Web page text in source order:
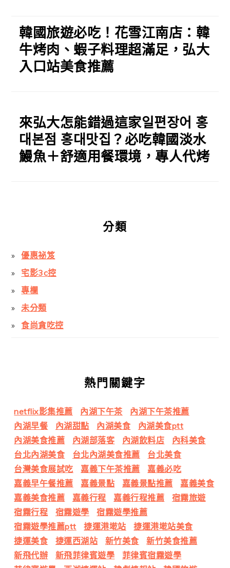
韓國旅遊必吃！花雪江南店：韓
牛烤肉、蝦子料理超滿足，弘大
入口站美食推薦
來弘大怎能錯過這家일편장어 홍
대본점 홍대맛집？必吃韓國淡水
鰻魚＋舒適用餐環境，專人代烤
分類
優惠祕笈
宅影3c控
專欄
未分類
食尚貪吃控
熱門關鍵字
netflix影集推薦 內湖下午茶
內湖下午茶推薦
內湖早餐
內湖甜點 內湖美食
內湖美食ptt
內湖美食推薦
內湖部落客 內湖飲料店
內科美食
台北內湖美食
台北內湖美食推薦
台北美食
台灣美食展試吃
嘉義下午茶推薦
嘉義必吃
嘉義早午餐推薦
嘉義景點 嘉義景點推薦
嘉義美食
嘉義美食推薦
嘉義行程 嘉義行程推薦
宿霧旅遊
宿霧行程
宿霧遊學
宿霧遊學推薦
宿霧遊學推薦ptt
捷運港墘站
捷運港墘站美食
捷運美食
捷運西湖站 新竹美食
新竹美食推薦
新飛代辦
新飛菲律賓遊學
菲律賓宿霧遊學